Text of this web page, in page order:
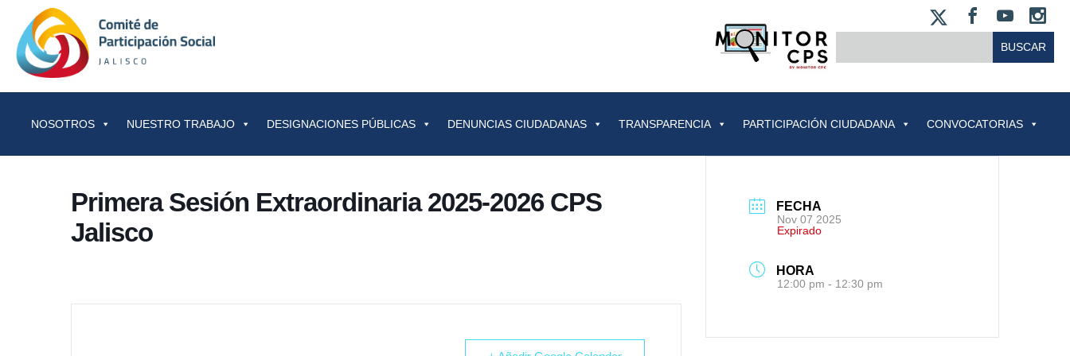
FACEBOOK
NOSOTROS NUESTRO TRABAJO DESIGNACIONES PÚBLICAS DENUNCIAS CIUDADANAS TRANSPARENCIA PARTICIPACIÓN CIUDADANA CONVOCATORIAS
Primera Sesión Extraordinaria 2025-2026 CPS
Jalisco
FECHA
Nov 07 2025
Expirado
HORA
12:00 pm - 12:30 pm